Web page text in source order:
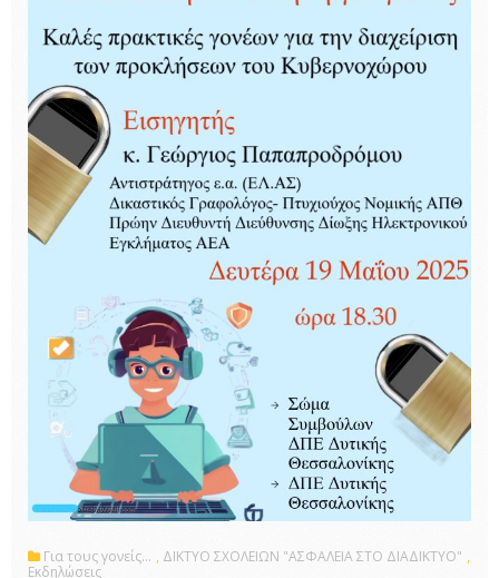
Για τους γονείς... , ΔΙΚΤΥΟ ΣΧΟΛΕΙΩΝ "ΑΣΦΑΛΕΙΑ ΣΤΟ ΔΙΑΔΙΚΤΥΟ" ,
Εκδηλώσεις